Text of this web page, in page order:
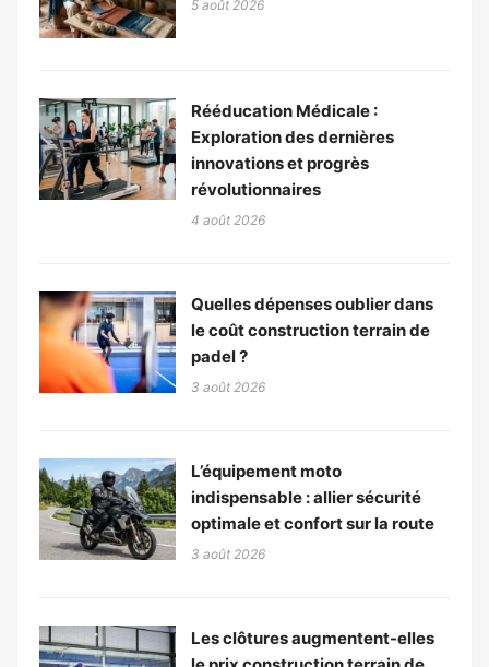
5 août 2026
Rééducation Médicale :
Exploration des dernières
innovations et progrès
révolutionnaires
4 août 2026
Quelles dépenses oublier dans
le coût construction terrain de
padel ?
3 août 2026
L’équipement moto
indispensable : allier sécurité
optimale et confort sur la route
3 août 2026
Les clôtures augmentent-elles